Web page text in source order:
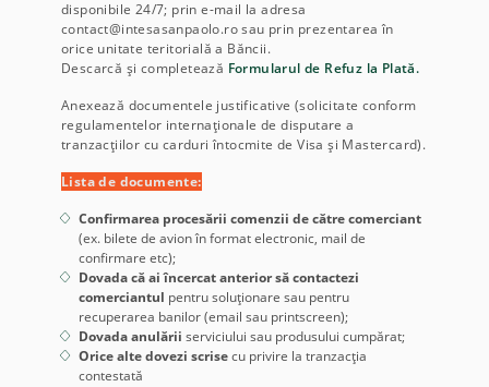
disponibile 24/7; prin e-mail la adresa
contact@intesasanpaolo.ro sau prin prezentarea în
orice unitate teritorială a Băncii.
Descarcă și completează Formularul de Refuz la Plată.
Anexează documentele justificative (solicitate conform
regulamentelor internaționale de disputare a
tranzacțiilor cu carduri întocmite de Visa și Mastercard).
Lista de documente:
Confirmarea procesării comenzii de către comerciant
(ex. bilete de avion în format electronic, mail de
confirmare etc);
Dovada că ai încercat anterior să contactezi
comerciantul pentru soluționare sau pentru
recuperarea banilor (email sau printscreen);
Dovada anulării serviciului sau produsului cumpărat;
Orice alte dovezi scrisecu privire la tranzacția
contestată